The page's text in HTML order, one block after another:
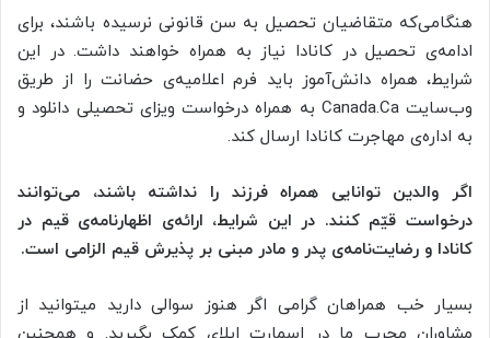
هنگامی‌که متقاضیان تحصیل به سن قانونی نرسیده باشند، برای
ادامه‌ی تحصیل در کانادا نیاز به همراه خواهند داشت. در این
شرایط، همراه دانش‌آموز باید فرم اعلامیه‌ی حضانت را از طریق
وب‌سایت Canada.Ca به همراه درخواست ویزای تحصیلی دانلود و
به اداره‌ی مهاجرت کانادا ارسال کند.
اگر والدین توانایی همراه فرزند را نداشته باشند، می‌توانند
درخواست قیّم کنند. در این شرایط، ارائه‌ی اظهارنامه‌ی قیم در
کانادا و رضایت‌نامه‌ی پدر و مادر مبنی بر پذیرش قیم الزامی است.
بسیار خب همراهان گرامی اگر هنوز سوالی دارید میتوانید از